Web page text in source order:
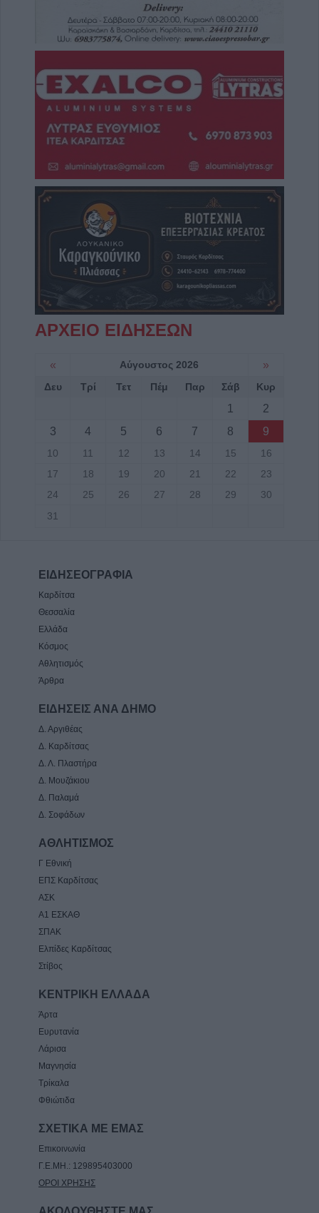
ΑΡΧΕΙΟ ΕΙΔΗΣΕΩΝ
« Αύγουστος 2026 »
Δευ Τρί Τετ Πέμ Παρ Σάβ Κυρ
1
2
3
4 5 6 7 8 9
10 11 12 13 14 15
16
17
18 19 20 21 22
23
24
25 26 27 28 29
30
31
ΕΙΔΗΣΕΟΓΡΑΦΙΑ
Καρδίτσα
Θεσσαλία
Ελλάδα
Κόσμος
Αθλητισμός
Άρθρα
ΕΙΔΗΣΕΙΣ ΑΝΑ ΔΗΜΟ
Δ. Αργιθέας
Δ. Καρδίτσας
Δ. Λ. Πλαστήρα
Δ. Μουζάκιου
Δ. Παλαμά
Δ. Σοφάδων
ΑΘΛΗΤΙΣΜΟΣ
Γ Εθνική
ΕΠΣ Καρδίτσας
ΑΣΚ
Α1 ΕΣΚΑΘ
ΣΠΑΚ
Ελπίδες Καρδίτσας
Στίβος
ΚΕΝΤΡΙΚΗ ΕΛΛΑΔΑ
Άρτα
Ευρυτανία
Λάρισα
Μαγνησία
Τρίκαλα
Φθιώτιδα
ΣΧΕΤΙΚΑ ΜΕ ΕΜΑΣ
Επικοινωνία
Γ.Ε.ΜΗ.: 129895403000
ΟΡΟΙ ΧΡΗΣΗΣ